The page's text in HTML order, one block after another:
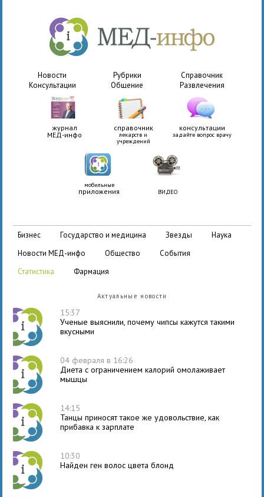
Новости Рубрики
Справочник
Консультации
Общение Развлечения
журнал
МЕД-инфо
справочник
лекарств и
учреждений
консультации
задайте вопрос врачу
мобильные
приложения ВИДЕО
бизнес государство и медицина звезды
наука
новости МЕД-инфо
общество
события
статистика
фармация
Актуальные новости
15:37
Ученые выяснили, почему чипсы кажутся такими
вкусными
04 февраля в 16:26
Диета с ограничением калорий омолаживает
мышцы
14:15
Танцы приносят такое же удовольствие, как
прибавка к зарплате
10:30
Найден ген волос цвета блонд